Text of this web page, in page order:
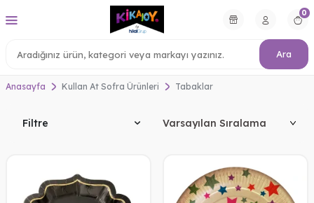
Ara
0
Anasayfa Kullan At Sofra Ürünleri Tabaklar
Filtre